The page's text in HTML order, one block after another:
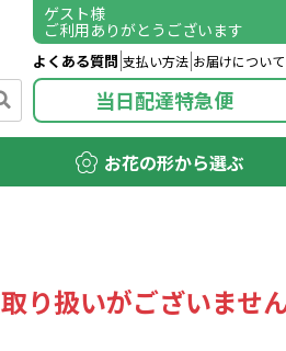
ゲスト様
ご利用ありがとうございます
よくある質問 支払い方法 お届けについて
当日配達特急便
お花の形から選ぶ
り扱いがございません